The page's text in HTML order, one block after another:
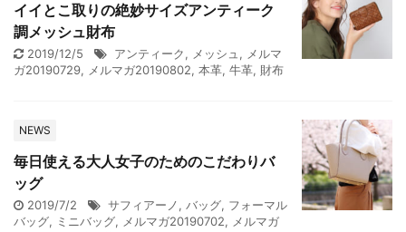
イイとこ取りの絶妙サイズアンティーク
調メッシュ財布
2019/12/5 アンティーク, メッシュ , メルマ
ガ20190729, メルマガ20190802, 本革, 牛革, 財布
NEWS
毎日使える大人女子のためのこだわりバ
ッグ
2019/7/2 サフィアーノ, バッグ, フォーマル
バッグ, ミニバッグ, メルマガ20190702, メルマガ